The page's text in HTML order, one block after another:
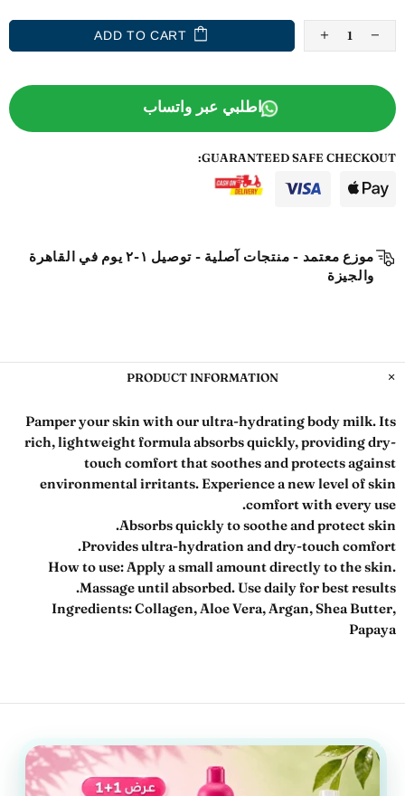
ADD TO CART
اطلبي عبر واتساب
GUARANTEED SAFE CHECKOUT:
موزع معتمد - منتجات آصلية - توصيل ١-٢ يوم في القاهرة
والجيزة
PRODUCT INFORMATION
Pamper your skin with our ultra-hydrating body milk. Its
rich, lightweight formula absorbs quickly, providing dry-
touch comfort that soothes and protects against
environmental irritants. Experience a new level of skin
comfort with every use.
Absorbs quickly to soothe and protect skin.
Provides ultra-hydration and dry-touch comfort.
How to use: Apply a small amount directly to the skin.
Massage until absorbed. Use daily for best results.
Ingredients:Collagen, Aloe Vera, Argan, Shea Butter,
Papaya